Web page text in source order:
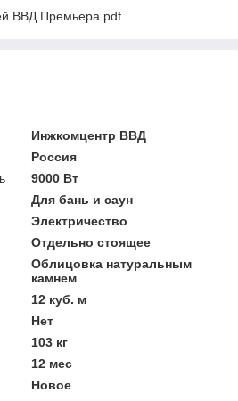
ВВД Премьера.pdf
Инжкомцентр ВВД
Россия
9000 Вт
Для бань и саун
Электричество
Отдельно стоящее
Облицовка натуральным
камнем
12 куб. м
Нет
103 кг
12 мес
Новое